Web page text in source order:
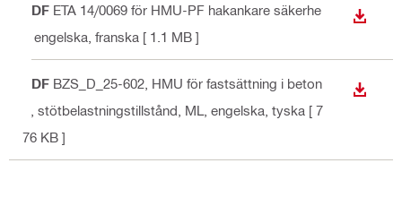
PDF ETA 14/0069 för HMU-PF hakankare säkerhe
, engelska, franska [ 1.1 MB ]
LADDA
PDF BZS_D_25-602, HMU för fastsättning i beton
g, stötbelastningstillstånd, ML , engelska, tyska [ 7
76 KB ]
LADDA